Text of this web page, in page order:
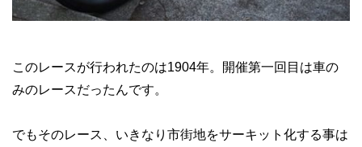
このレースが行われたのは1904年。開催第一回目は車の
みのレースだったんです。
でもそのレース、いきなり市街地をサーキット化する事は